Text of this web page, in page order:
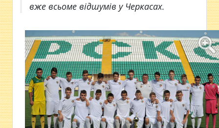
вже всьоме відшумів у Черкасах.